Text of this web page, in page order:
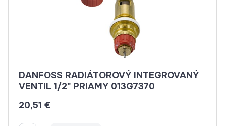
DANFOSS RADIÁTOROVÝ INTEGROVANÝ
VENTIL 1/2" PRIAMY 013G7370
20,51 €